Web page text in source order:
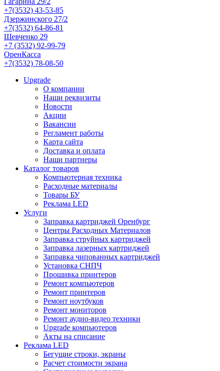
+7(3532) 43-53-85
Дзержинского 27/2
+7(3532) 64-86-81
Шевченко 29
+7 (3532) 92-99-79
ОренКасса
+7(3532) 78-08-50
Upgrade
О компании
Наши реквизиты
Новости
Акции
Вакансии
Регламент работы
Карта сайта
Доставка и оплата
Наши партнеры
Каталог товаров
Компьютерная техника
Расходные материалы
Товары БУ
Реклама LED
Услуги
Заправка картриджей Оренбург
Центры Расходных Материалов
Заправка струйных картриджей
Заправка лазерных картриджей
Заправка чипованных картриджей
Установка СНПЧ
Прошивка принтеров
Ремонт компьютеров
Ремонт принтеров
Ремонт ноутбуков
Ремонт мониторов
Ремонт аудио-видео техники
Upgrade компьютеров
Акты на списание
Реклама LED
Бегущие строки, экраны
Расчет стоимости экрана